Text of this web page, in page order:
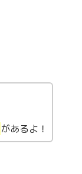
があるよ！